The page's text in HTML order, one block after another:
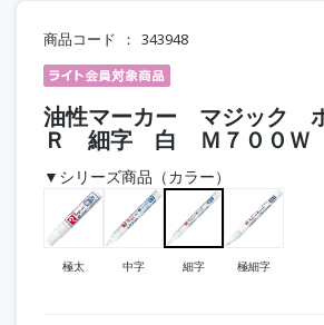
商品コード 343948
油性マーカー マジック
Ｒ 細字 白 Ｍ７００Ｗ
▼シリーズ商品（カラー）
極太 中字 細字 極細字